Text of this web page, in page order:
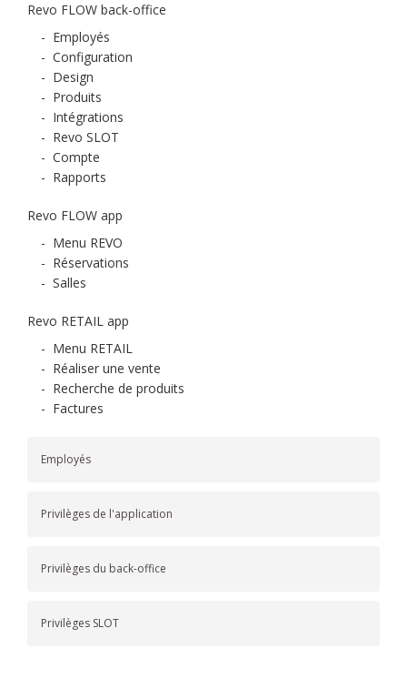
Revo FLOW back-office
- Employés
- Configuration
- Design
- Produits
- Intégrations
- Revo SLOT
- Compte
- Rapports
Revo FLOW app
- Menu REVO
- Réservations
- Salles
Revo RETAIL app
- Menu RETAIL
- Réaliser une vente
- Recherche de produits
- Factures
Employés
Privilèges de l'application
Privilèges du back-office
Privilèges SLOT